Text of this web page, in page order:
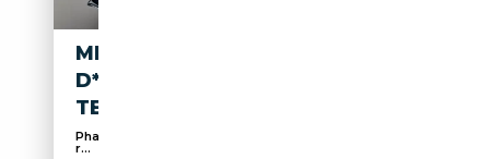
MERCEDES-BENZ CLS 250
D*NAVI*LEDER*CAM*ASSISTEN
TEN
Phares au LED, Phares de jour, Assistant feux de
r...